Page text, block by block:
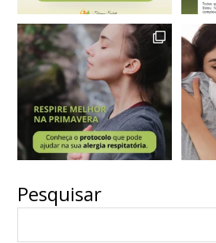
VER MAIS Seguir
Pesquisar